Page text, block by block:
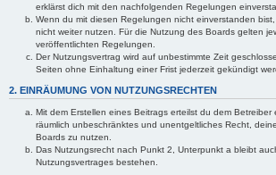
erklärst dich mit den nachfolgenden Regelungen
Wenn du mit diesen Regelungen nicht einverstanden
nicht weiter nutzen. Für die Nutzung des Boards gelten
veröffentlichten Regelungen.
Der Nutzungsvertrag wird auf unbestimmte Zeit
Seiten ohne Einhaltung einer Frist jederzeit gekündigt
2. EINRÄUMUNG VON NUTZUNGSRECHTEN
Mit dem Erstellen eines Beitrags erteilst du dem Betreiber
räumlich unbeschränktes und unentgeltliches Recht,
Boards zu nutzen.
Das Nutzungsrecht nach Punkt 2, Unterpunkt a bleibt
Nutzungsvertrages bestehen.